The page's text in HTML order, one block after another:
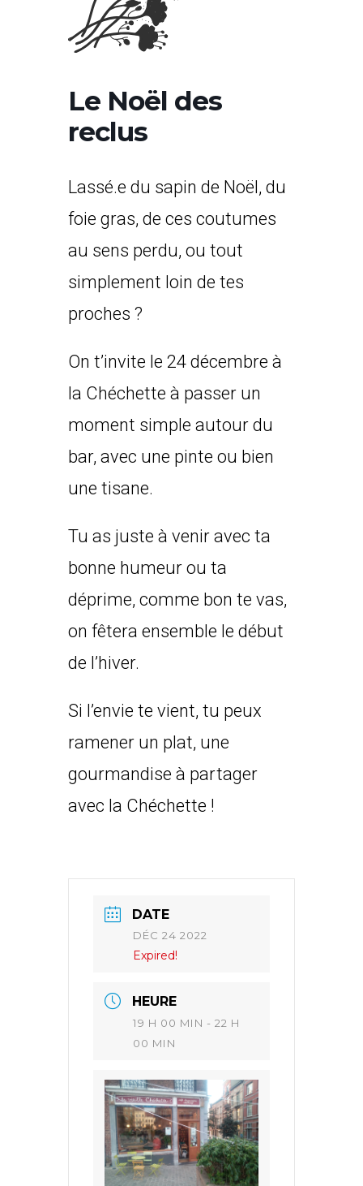
Le Noël des
reclus
Lassé.e du sapin de Noël, du
foie gras, de ces coutumes
au sens perdu, ou tout
simplement loin de tes
proches ?
On t’invite le 24 décembre à
la Chéchette à passer un
moment simple autour du
bar, avec une pinte ou bien
une tisane.
Tu as juste à venir avec ta
bonne humeur ou ta
déprime, comme bon te vas,
on fêtera ensemble le début
de l’hiver.
Si l’envie te vient, tu peux
ramener un plat, une
gourmandise à partager
avec la Chéchette !
DATE
DÉC 24 2022
Expired!
HEURE
19 H 00 MIN - 22 H
00 MIN